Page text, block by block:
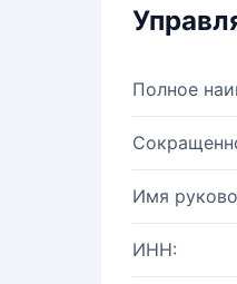
Полное
Имя
ИНН: